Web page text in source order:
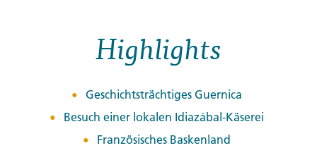
Highlights
Geschichtsträchtiges Guernica
Besuch einer lokalen Idiazábal-Käserei
Französisches Baskenland